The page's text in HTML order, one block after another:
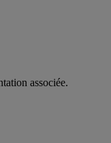
associée.